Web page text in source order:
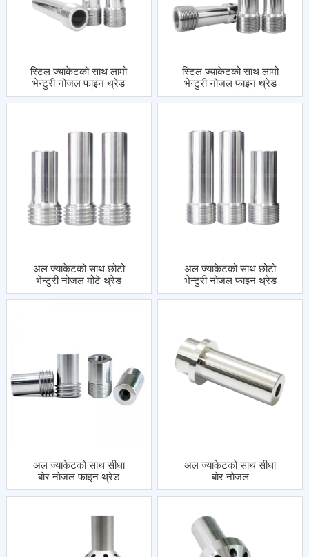
स्टिल ज्याकेटको साथ लामो
भेन्टुरी नोजल फाइन थ्रेड
एकल इनलेट
स्टिल ज्याकेटको साथ लामो
भेन्टुरी नोजल फाइन थ्रेड
डबल इनलेटहरू
अल ज्याकेटको साथ छोटो
भेन्टुरी नोजल मोटे थ्रेड
एकल इनलेट
अल ज्याकेटको साथ छोटो
भेन्टुरी नोजल फाइन थ्रेड
सिंगल इनलेट
अल ज्याकेटको साथ सीधा
बोर नोजल फाइन थ्रेड
अल ज्याकेटको साथ सीधा
बोर नोजल